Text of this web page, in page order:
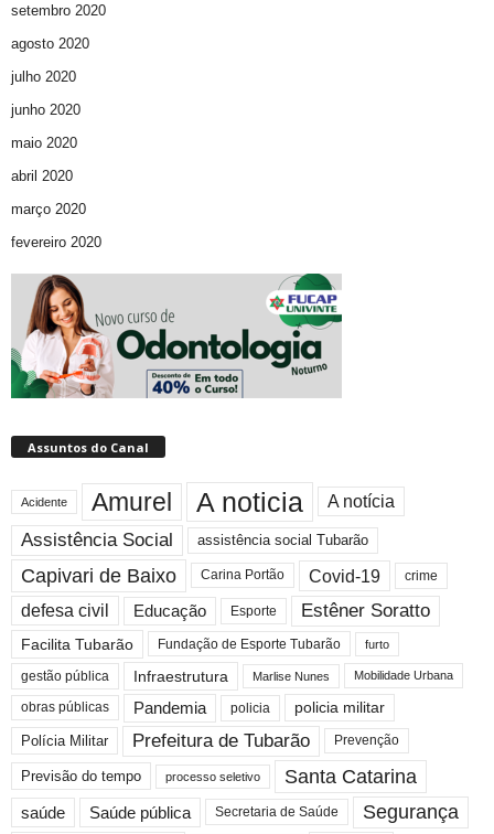
setembro 2020
agosto 2020
julho 2020
junho 2020
maio 2020
abril 2020
março 2020
fevereiro 2020
Assuntos do Canal
Acidente Amurel A noticia A notícia
Assistência Social assistência social Tubarão
Capivari de Baixo Carina Portão Covid-19 crime
defesa civil Educação Esporte Estêner Soratto
Facilita Tubarão Fundação de Esporte Tubarão furto
gestão pública Infraestrutura Marlise Nunes Mobilidade Urbana
obras públicas Pandemia policia
policia militar
Polícia Militar
Prefeitura de Tubarão Prevenção
Previsão do tempo processo seletivo Santa Catarina
saúde Saúde pública Secretaria de Saúde Segurança